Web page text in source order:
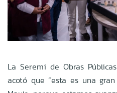
La Seremi de Obras
acotó que “esta es una